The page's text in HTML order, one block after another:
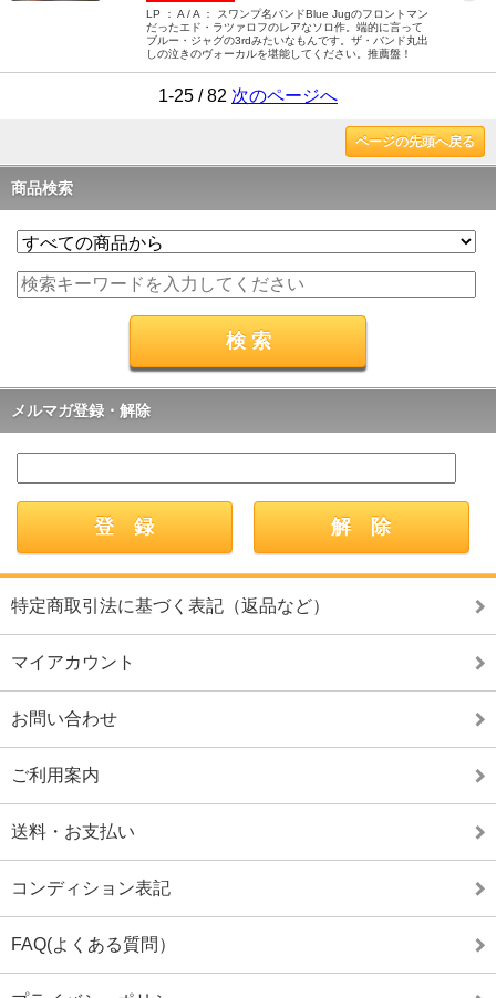
LP ： A / A ： スワンプ名バンドBlue Jugのフロントマン
だったエド・ラツァロフのレアなソロ作。端的に言って
ブルー・ジャグの3rdみたいなもんです。ザ・バンド丸出
しの泣きのヴォーカルを堪能してください。推薦盤！
1-25 / 82 次のページへ
ページの先頭へ戻る
商品検索
メルマガ登録・解除
特定商取引法に基づく表記（返品など）
マイアカウント
お問い合わせ
ご利用案内
送料・お支払い
コンディション表記
FAQ(よくある質問）